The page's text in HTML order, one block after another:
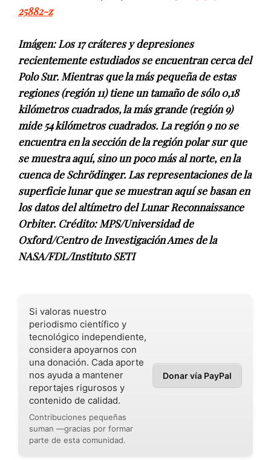
25882-z
Imágen: Los 17 cráteres y depresiones
recientemente estudiados se encuentran cerca del
Polo Sur. Mientras que la más pequeña de estas
regiones (región 11) tiene un tamaño de sólo 0,18
kilómetros cuadrados, la más grande (región 9)
mide 54 kilómetros cuadrados. La región 9 no se
encuentra en la sección de la región polar sur que
se muestra aquí, sino un poco más al norte, en la
cuenca de Schrödinger. Las representaciones de la
superficie lunar que se muestran aquí se basan en
los datos del altímetro del Lunar Reconnaissance
Orbiter. Crédito: MPS/Universidad de
Oxford/Centro de Investigación Ames de la
NASA/FDL/Instituto SETI
Si valoras nuestro
periodismo científico y
tecnológico independiente,
considera apoyarnos con
una donación. Cada aporte
nos ayuda a mantener
reportajes rigurosos y
contenido de calidad.
Contribuciones pequeñas
suman —gracias por formar
parte de esta comunidad.
Donar vía PayPal